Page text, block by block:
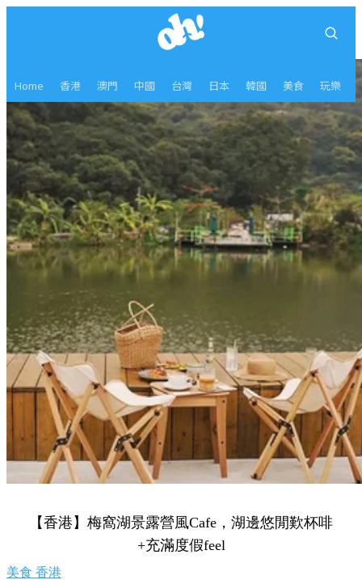
Home 香港 澳門 中國 台灣 日本 韓國 美食 玩樂
【香港】梅窩湖景露營風Cafe，湖邊悠閒歎杯啡
+充滿度假feel
美食 香港